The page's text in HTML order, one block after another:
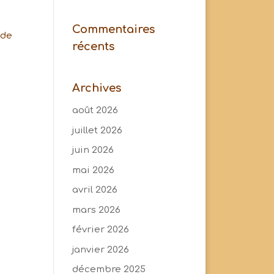
Commentaires
récents
Archives
août 2026
juillet 2026
juin 2026
mai 2026
avril 2026
mars 2026
février 2026
janvier 2026
décembre 2025